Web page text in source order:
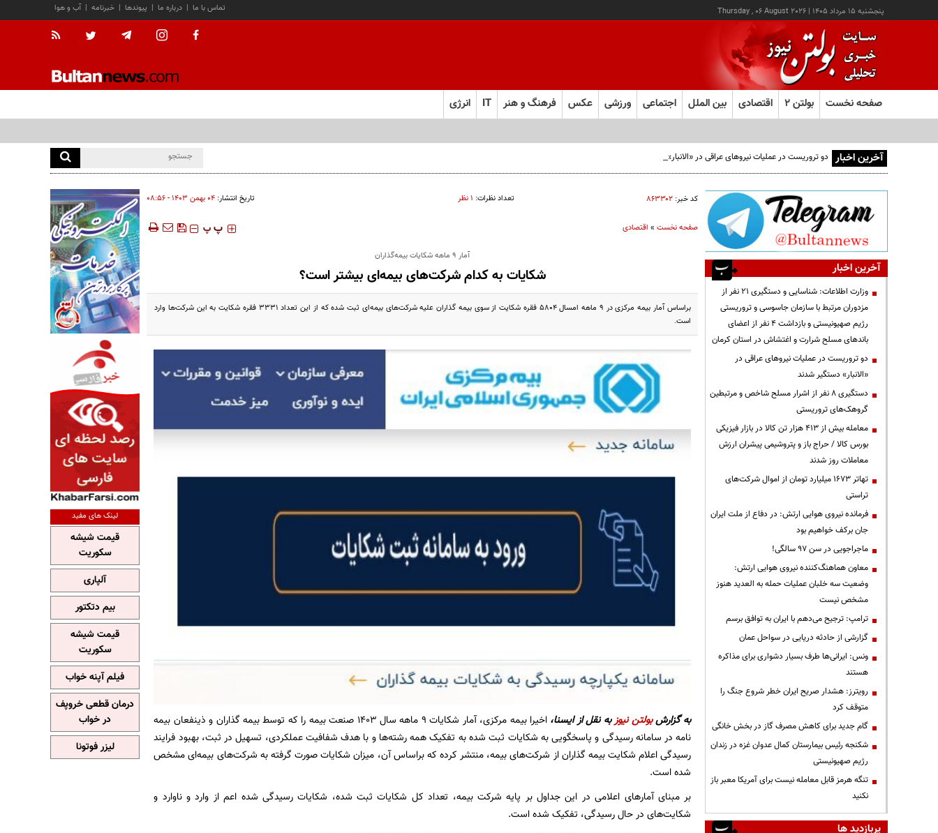
پنجشنبه ۱۵ مرداد ۱۴۰۵ |
Thursday , 06 August 2026 آب و هوا | خبرنامه | پیوندها | درباره ما | تماس با ما
صفحه نخست بولتن ۲ اقتصادی بین الملل اجتماعی ورزشی عکس فرهنگ و هنر IT انرژی
آخرین اخبار دو تروریست در عملیات نیروهای عراقی در «الانبار» دستگیر شدند
کد خبر: ۸۶۳۳۰۲ تعداد نظرات: ۱ نظر تاریخ انتشار: ۰۴ بهمن ۱۴۰۳ - ۰۸:۵۶
صفحه نخست» اقتصادی ‍‍‍ پ پ
آمار ۹ ماهه شکایات بیمه‌گذاران
شکایات به کدام شرکت‌های بیمه‌ای بیشتر است؟
براساس آمار بیمه مرکزی در ۹ ماهه امسال ۵۸۰۴ فقره شکایت از سوی بیمه گذاران علیه شرکت‌های بیمه‌ای ثبت شده که از این تعداد ۳۳۳۱ فقره شکایت به این شرکت‌ها وارد
است.
به گزارشبولتن نیوزبه نقل از ایسنا،
اخیرا بیمه مرکزی، آمار شکایات ۹ ماهه سال ۱۴۰۳ صنعت بیمه را که توسط بیمه گذاران و ذینفعان بیمه
نامه در سامانه رسیدگی و پاسخگویی به شکایات ثبت شده به تفکیک همه رشته‌ها و با هدف شفافیت عملکردی، تسهیل در ثبت، بهبود فرایند
رسیدگی اعلام شکایت بیمه گذاران از شرکت‌های بیمه، منتشر کرده که براساس آن، میزان شکایات صورت گرفته به شرکت‌های بیمه‌ای مشخص
شده است.
بر مبنای آمارهای اعلامی در این جداول بر پایه شرکت بیمه، تعداد کل شکایات ثبت شده، شکایات رسیدگی شده اعم از وارد و ناوارد و
شکایت‌های در حال رسیدگی، تفکیک شده است.
آخرین اخبار
وزارت اطلاعات: شناسایی و دستگیری ۲۱ نفر از
مزدوران مرتبط با سازمان جاسوسی و تروریستی
رژیم صهیونیستی و بازداشت ۴ نفر از اعضای
باندهای مسلح شرارت و اغتشاش در استان کرمان
دو تروریست در عملیات نیروهای عراقی در
«الانبار» دستگیر شدند
دستگیری ۸ نفر از اشرار مسلح شاخص و مرتبطین
گروهک‌های تروریستی
معامله بیش از ۴۱۳ هزار تن کالا در بازار فیزیکی
بورس کالا / حراج باز و پتروشیمی پیشران ارزش
معاملات روز شدند
تهاتر ۱۶۷۳ میلیارد تومان از اموال شرکت‌های
تراستی
فرمانده نیروی هوایی ارتش: در دفاع از ملت ایران
جان برکف خواهیم بود
ماجراجویی در سن ۹۷ سالگی!
معاون هماهنگ‌کننده نیروی هوایی ارتش:
وضعیت سه خلبان عملیات حمله به العدید هنوز
مشخص نیست
ترامپ: ترجیح می‌دهم با ایران به توافق برسم
گزارشی از حادثه دریایی در سواحل عمان
ونس: ایرانی‌ها طرف بسیار دشواری برای مذاکره
هستند
رویترز: هشدار صریح ایران خطر شروع جنگ را
متوقف کرد
گام جدید برای کاهش مصرف گاز در بخش خانگی
شکنجه رئیس بیمارستان کمال عدوان غزه در زندان
رژیم صهیونیستی
تنگه هرمز قابل معامله نیست برای آمریکا معبر باز
نکنید
پربازدید ها
لینک های مفید
قیمت شیشه
سکوریت
آلپاری
بیم دتکتور
قیمت شیشه
سکوریت
فیلم آپنه خواب
درمان قطعی خروپف
در خواب
لیزر فوتونا